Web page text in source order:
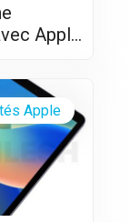
Apple
Apple